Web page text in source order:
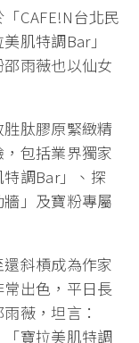
CAFE!N台北民
肌特調Bar」
雨薇也以仙女
肽膠原緊緻精
包括業界獨家
特調Bar」、探
」及寶粉專屬
斜槓成為作家
出色，平日長
薇，坦言：
「寶拉美肌特調